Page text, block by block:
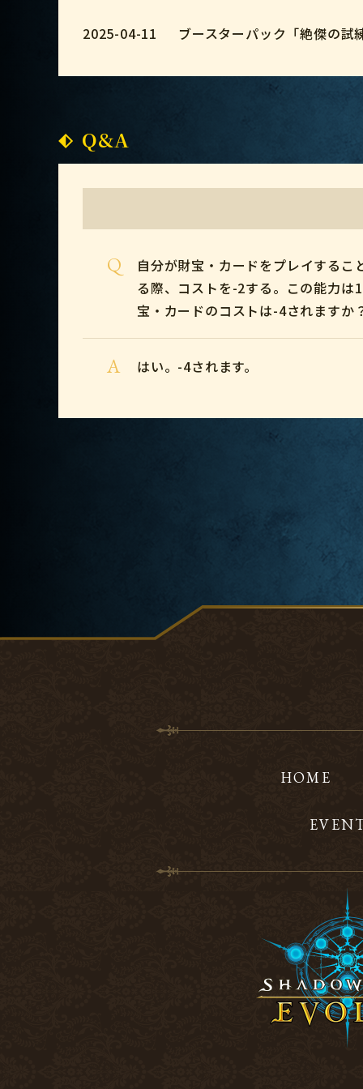
2025-04-11 ブースターパック「絶傑の試
Q&A
Q
自分が財宝・カードをプレイする
る際、コストを-2する。この能力は
宝・カードのコストは-4されますか
A はい。-4されます。
HOME